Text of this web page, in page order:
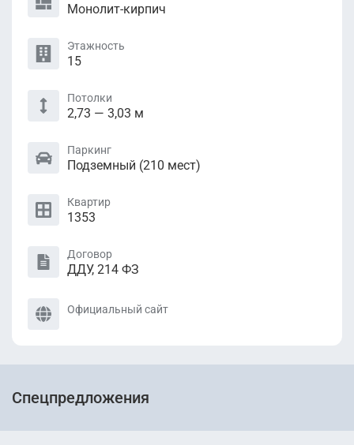
Монолит-кирпич
Этажность
15
Потолки
2,73 — 3,03 м
Паркинг
Подземный (210 мест)
Квартир
1353
Договор
ДДУ, 214 ФЗ
Официальный сайт
Спецпредложения